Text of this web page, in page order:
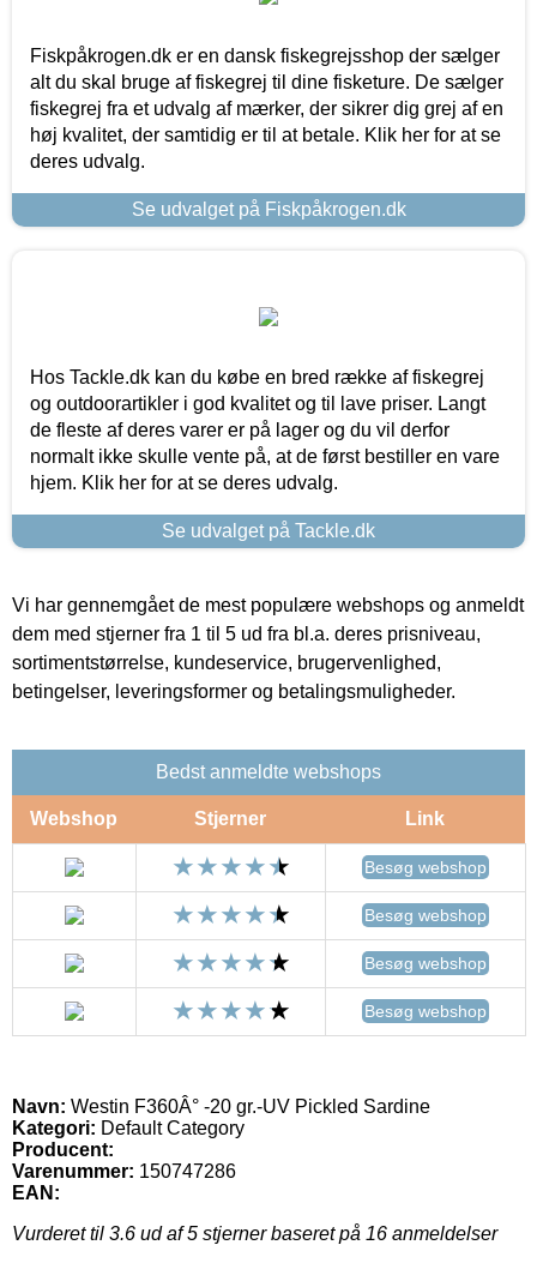
Fiskpåkrogen.dk er en dansk fiskegrejsshop der sælger
alt du skal bruge af fiskegrej til dine fisketure. De sælger
fiskegrej fra et udvalg af mærker, der sikrer dig grej af en
høj kvalitet, der samtidig er til at betale. Klik her for at se
deres udvalg.
Se udvalget på Fiskpåkrogen.dk
Hos Tackle.dk kan du købe en bred række af fiskegrej
og outdoorartikler i god kvalitet og til lave priser. Langt
de fleste af deres varer er på lager og du vil derfor
normalt ikke skulle vente på, at de først bestiller en vare
hjem. Klik her for at se deres udvalg.
Se udvalget på Tackle.dk
Vi har gennemgået de mest populære webshops og anmeldt
dem med stjerner fra 1 til 5 ud fra bl.a. deres prisniveau,
sortimentstørrelse, kundeservice, brugervenlighed,
betingelser, leveringsformer og betalingsmuligheder.
Bedst anmeldte webshops
Webshop Stjerner Link
Besøg webshop
Besøg webshop
Besøg webshop
Besøg webshop
Navn: Westin F360Â° -20 gr.-UV Pickled Sardine
Kategori: Default Category
Producent:
Varenummer: 150747286
EAN:
Vurderet til 3.6 ud af 5 stjerner baseret på 16 anmeldelser